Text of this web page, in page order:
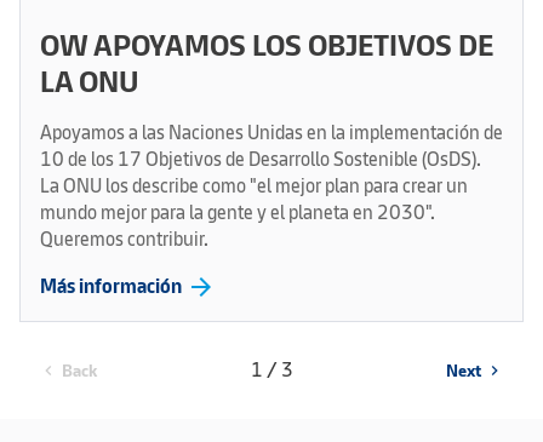
OW APOYAMOS LOS OBJETIVOS DE
LA ONU
Apoyamos a las Naciones Unidas en la implementación de
10 de los 17 Objetivos de Desarrollo Sostenible (OsDS).
La ONU los describe como "el mejor plan para crear un
mundo mejor para la gente y el planeta en 2030".
Queremos contribuir.
Más información arrow_forward
chevron_left Back 1 / 3 Next chevron_right